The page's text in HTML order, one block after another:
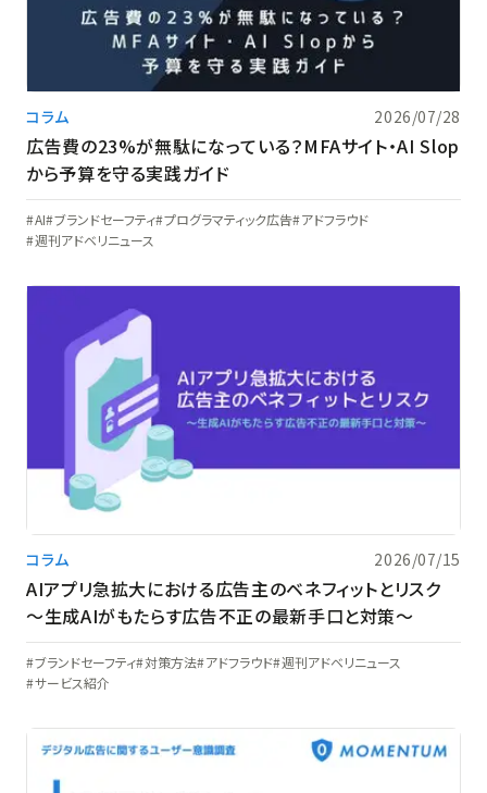
コラム 2026/07/28
広告費の23%が無駄になっている？MFAサイト・AI Slop
から予算を守る実践ガイド
AI ブランドセーフティ プログラマティック広告 アドフラウド
週刊アドベリニュース
コラム 2026/07/15
AIアプリ急拡大における広告主のベネフィットとリスク
〜生成AIがもたらす広告不正の最新手口と対策〜
ブランドセーフティ 対策方法 アドフラウド 週刊アドベリニュース
サービス紹介